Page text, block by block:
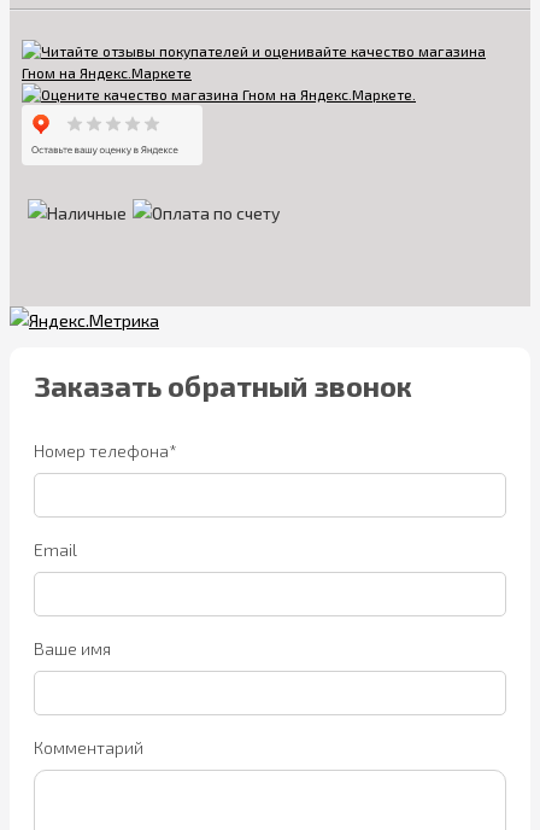
Заказать обратный звонок
Номер телефона*
Email
Ваше имя
Комментарий